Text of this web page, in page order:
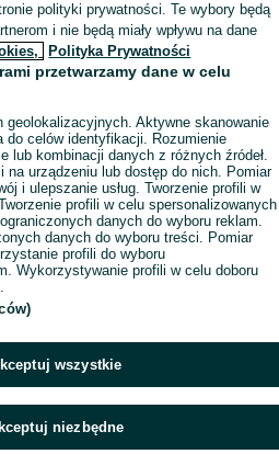
polityki prywatności. Te wybory będą
i nie będą miały wpływu na dane
Polityka Prywatności
przetwarzamy dane w celu
geolokalizacyjnych. Aktywne skanowanie
do celów identyfikacji. Rozumienie
lub kombinacji danych z różnych źródeł.
na urządzeniu lub dostęp do nich. Pomiar
i ulepszanie usług. Tworzenie profili w
profili w celu spersonalizowanych
danych do wyboru reklam.
danych do wyboru treści. Pomiar
profili do wyboru
Wykorzystywanie profili w celu doboru
wszystkie
niezbędne